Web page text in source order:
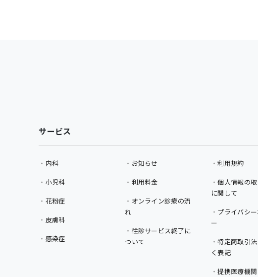
サービス
内科
小児科
花粉症
皮膚科
感染症
お知らせ
利用料金
オンライン診療の流
れ
往診サービス終了に
ついて
利用規約
個人情報の
に関して
プライバシ
ー
特定商取引
く表記
提携医療機関